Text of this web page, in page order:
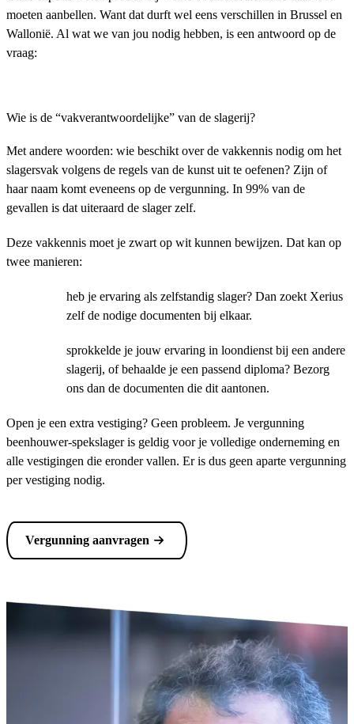
moeten aanbellen. Want dat durft wel eens verschillen in Brussel en
Wallonië. Al wat we van jou nodig hebben, is een antwoord op de
vraag:
Wie is de “vakverantwoordelijke” van de slagerij?
Met andere woorden: wie beschikt over de vakkennis nodig om het
slagersvak volgens de regels van de kunst uit te oefenen? Zijn of
haar naam komt eveneens op de vergunning. In 99% van de
gevallen is dat uiteraard de slager zelf.
Deze vakkennis moet je zwart op wit kunnen bewijzen. Dat kan op
twee manieren:
heb je ervaring als zelfstandig slager? Dan zoekt Xerius
zelf de nodige documenten bij elkaar.
sprokkelde je jouw ervaring in loondienst bij een andere
slagerij, of behaalde je een passend diploma? Bezorg
ons dan de documenten die dit aantonen.
Open je een extra vestiging? Geen probleem. Je vergunning
beenhouwer-spekslager is geldig voor je volledige onderneming en
alle vestigingen die eronder vallen. Er is dus geen aparte vergunning
per vestiging nodig.
Vergunning aanvragen